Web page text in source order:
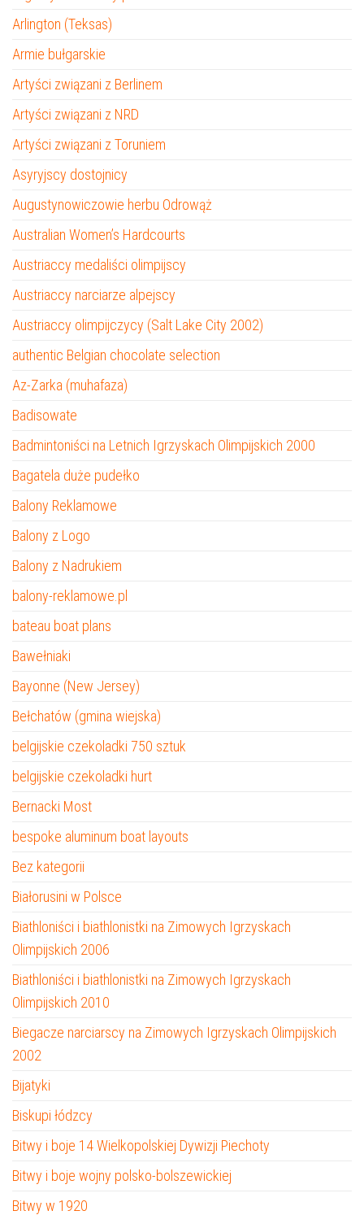
Arlington (Teksas)
Armie bułgarskie
Artyści związani z Berlinem
Artyści związani z NRD
Artyści związani z Toruniem
Asyryjscy dostojnicy
Augustynowiczowie herbu Odrowąż
Australian Women’s Hardcourts
Austriaccy medaliści olimpijscy
Austriaccy narciarze alpejscy
Austriaccy olimpijczycy (Salt Lake City 2002)
authentic Belgian chocolate selection
Az-Zarka (muhafaza)
Badisowate
Badmintoniści na Letnich Igrzyskach Olimpijskich 2000
Bagatela duże pudełko
Balony Reklamowe
Balony z Logo
Balony z Nadrukiem
balony-reklamowe.pl
bateau boat plans
Bawełniaki
Bayonne (New Jersey)
Bełchatów (gmina wiejska)
belgijskie czekoladki 750 sztuk
belgijskie czekoladki hurt
Bernacki Most
bespoke aluminum boat layouts
Bez kategorii
Białorusini w Polsce
Biathloniści i biathlonistki na Zimowych Igrzyskach
Olimpijskich 2006
Biathloniści i biathlonistki na Zimowych Igrzyskach
Olimpijskich 2010
Biegacze narciarscy na Zimowych Igrzyskach Olimpijskich
2002
Bijatyki
Biskupi łódzcy
Bitwy i boje 14 Wielkopolskiej Dywizji Piechoty
Bitwy i boje wojny polsko-bolszewickiej
Bitwy w 1920